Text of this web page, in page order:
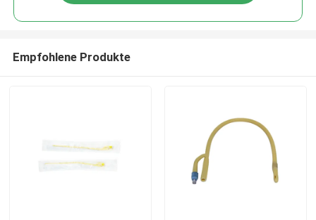
Empfohlene Produkte